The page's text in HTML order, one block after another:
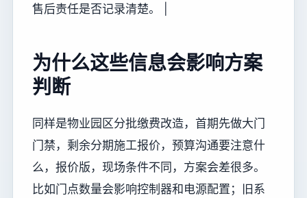
售后责任是否记录清楚。 |
为什么这些信息会影响方案
判断
同样是物业园区分批缴费改造，首期先做大门
门禁，剩余分期施工报价，预算沟通要注意什
么，报价版，现场条件不同，方案会差很多。
比如门点数量会影响控制器和电源配置；旧系